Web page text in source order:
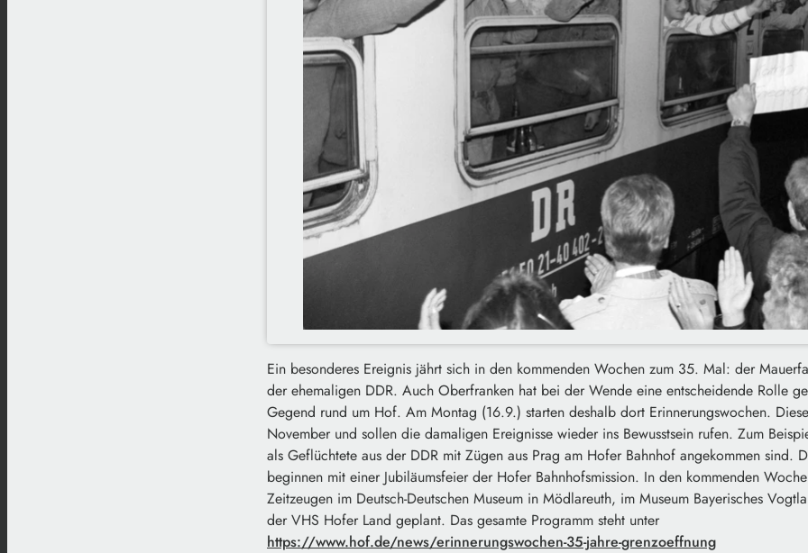
Ein besonderes Ereignis jährt sich in den kommenden Wochen zum 35. Mal: der
der ehemaligen DDR. Auch Oberfranken hat bei der Wende eine entscheidende Rolle
Gegend rund um Hof. Am Montag (16.9.) starten deshalb dort Erinnerungswochen.
November und sollen die damaligen Ereignisse wieder ins Bewusstsein rufen. Zum
als Geflüchtete aus der DDR mit Zügen aus Prag am Hofer Bahnhof angekommen sind.
beginnen mit einer Jubiläumsfeier der Hofer Bahnhofsmission. In den kommenden
Zeitzeugen im Deutsch-Deutschen Museum in Mödlareuth, im Museum Bayerisches
der VHS Hofer Land geplant. Das gesamte Programm steht unter
https://www.hof.de/news/erinnerungswochen-35-jahre-grenzoeffnung